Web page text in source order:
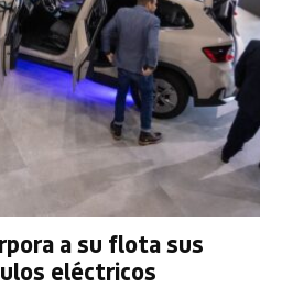
a su flota sus
eléctricos